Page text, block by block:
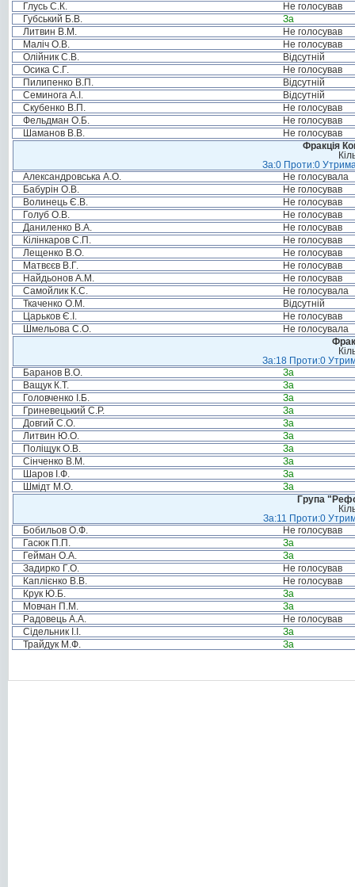
Глусь С.К.
Не голосував
Губський Б.В.
За
Литвин В.М.
Не голосував
Маліч О.В.
Не голосував
Олійник С.В.
Відсутній
Осика С.Г.
Не голосував
Пилипенко В.П.
Відсутній
Семинога А.І.
Відсутній
Скубенко В.П.
Не голосував
Фельдман О.Б.
Не голосував
Шаманов В.В.
Не голосував
Фракція
За:0 Проти:0
Александровська А.О.
Не голосувала
Бабурін О.В.
Не голосував
Волинець Є.В.
Не голосував
Голуб О.В.
Не голосував
Даниленко В.А.
Не голосував
Кілінкаров С.П.
Не голосував
Лещенко В.О.
Не голосував
Матвєєв В.Г.
Не голосував
Найдьонов А.М.
Не голосував
Самойлик К.С.
Не голосувала
Ткаченко О.М.
Відсутній
Царьков Є.І.
Не голосував
Шмельова С.О.
Не голосувала
За:18 Проти:0
Баранов В.О.
За
Ващук К.Т.
За
Головченко І.Б.
За
Гриневецький С.Р.
За
Довгий С.О.
За
Литвин Ю.О.
За
Поліщук О.В.
За
Сінченко В.М.
За
Шаров І.Ф.
За
Шмідт М.О.
За
Група
За:11 Проти:0
Бобильов О.Ф.
Не голосував
Гасюк П.П.
За
Гейман О.А.
За
Задирко Г.О.
Не голосував
Каплієнко В.В.
Не голосував
Крук Ю.Б.
За
Мовчан П.М.
За
Радовець А.А.
Не голосував
Сідельник І.І.
За
Трайдук М.Ф.
За